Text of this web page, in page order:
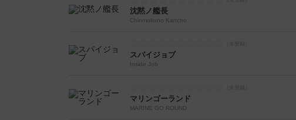
沈黙ノ艦長
Chinmokuno Kancho
スパイジョブ
Inside Job
マリンゴーランド
MARINE GO ROUND